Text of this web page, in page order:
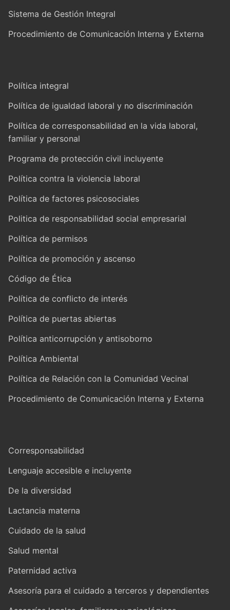
Sistema de Gestión Integral
Procedimiento de Comunicación Interna y Externa
Política integral
Política de igualdad laboral y no discriminación
Política de corresponsabilidad en la vida laboral,
familiar y personal
Programa de protección civil incluyente
Política contra la violencia laboral
Política de factores psicosociales
Politica de responsabilidad social empresarial
Política de permisos
Política de promoción y ascenso
Código de Ética
Política de conflicto de interés
Política de puertas abiertas
Política anticorrupción y antisoborno
Política Ambiental
Política de Relación con la Comunidad Vecinal
Procedimiento de Comunicación Interna y Externa
Corresponsabilidad
Lenguaje accesible e incluyente
De la diversidad
Lactancia materna
Cuidado de la salud
Salud mental
Paternidad activa
Asesoría para el cuidado a terceros y dependientes